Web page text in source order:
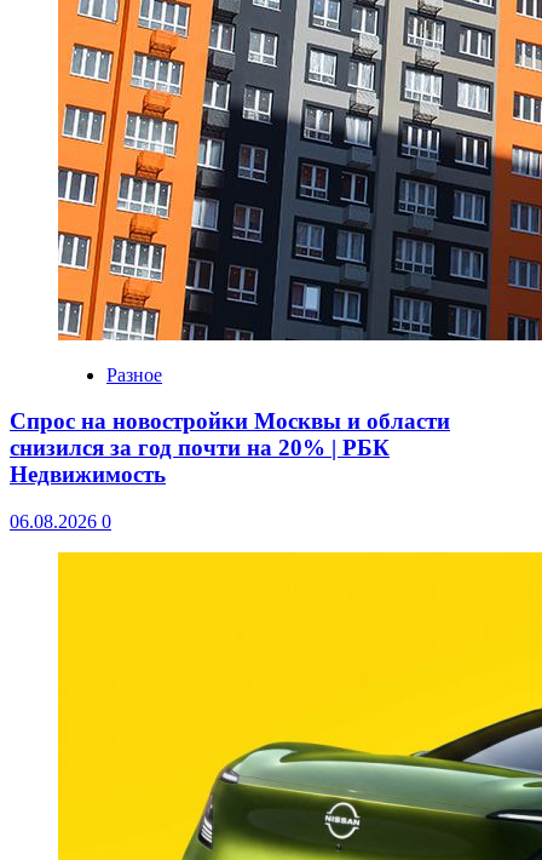
Разное
Спрос на новостройки Москвы и области
снизился за год почти на 20% | РБК
Недвижимость
06.08.2026 0